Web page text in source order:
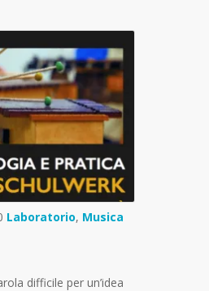
Laboratorio, Musica
difficile per un’idea